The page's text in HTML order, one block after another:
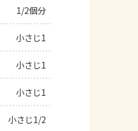
1/2個分
小さじ1
小さじ1
小さじ1
小さじ1/2